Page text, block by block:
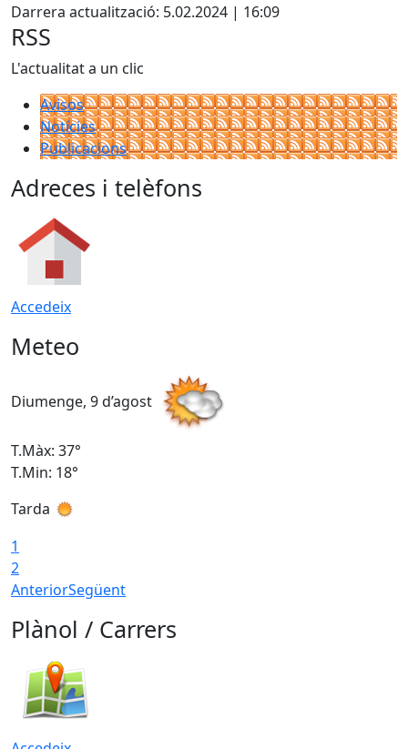
Darrera actualització: 5.02.2024 | 16:09
RSS
L'actualitat a un clic
Avisos
Notícies
Publicacions
Adreces i telèfons
Accedeix
Meteo
Diumenge, 9 d’agost
T.Màx: 37°
T.Min: 18°
Tarda
1
2
AnteriorSegüent
Plànol / Carrers